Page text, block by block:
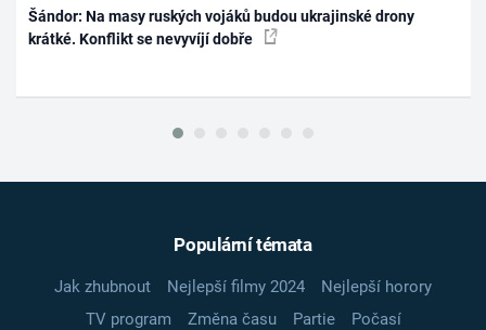
Šándor: Na masy ruských vojáků budou ukrajinské drony
krátké. Konflikt se nevyvíjí dobře
Populární témata
Jak zhubnout Nejlepší filmy 2024
Nejlepší horory
TV program
Změna času Partie
Počasí